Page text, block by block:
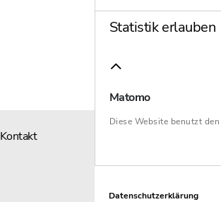
Kontakt
Statistik erlauben
Matomo
Diese Website benutzt
Datenschutzerklärung